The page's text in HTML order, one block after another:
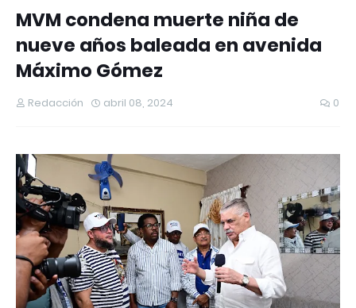
MVM condena muerte niña de
nueve años baleada en avenida
Máximo Gómez
Redacción abril 08, 2024 0